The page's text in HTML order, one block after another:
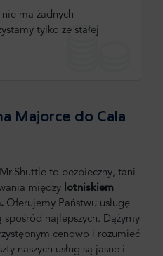
ma żadnych
tylko ze stałej
Majorce do Cala
to bezpieczny, tani
między lotniskiem
Oferujemy Państwu usługę
spośród najlepszych. Dążymy
cenowo i rozumieć
naszych usług są jasne i